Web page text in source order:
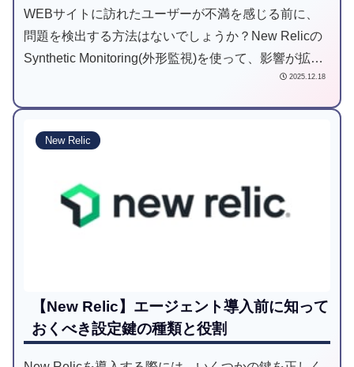
WEBサイトに訪れたユーザーが不満を感じる前に、
問題を検出する方法はないでしょうか？New Relicの
Synthetic Monitoring(外形監視)を使って、影響が拡大
する前に継続的に監視し、問題を早期に発見する一助
2025.12.18
New Relic
【New Relic】エージェント導入前に知って
おくべき設定鍵の種類と役割